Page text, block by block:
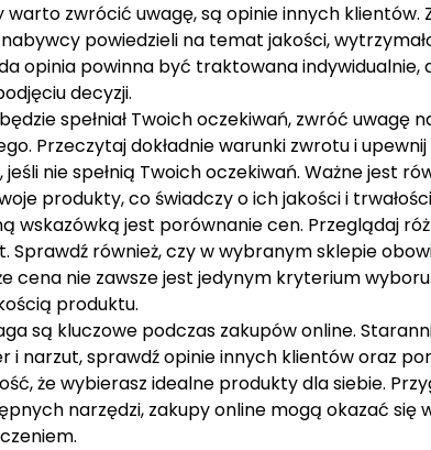
zwrócić uwagę, są opinie innych klientów.
powiedzieli na temat jakości,
opinia powinna być traktowana indywidualnie,
decyzji.
spełniał Twoich oczekiwań, zwróć uwagę
Przeczytaj dokładnie warunki zwrotu i upewnij
nie spełnią Twoich oczekiwań. Ważne jest
produkty, co świadczy o ich jakości i
wskazówką jest porównanie cen. Przeglądaj
Sprawdź również, czy w wybranym sklepie
cena nie zawsze jest jedynym kryterium
produktu.
są kluczowe podczas zakupów online.
i narzut, sprawdź opinie innych klientów oraz
że wybierasz idealne produkty dla siebie.
narzędzi, zakupy online mogą okazać się